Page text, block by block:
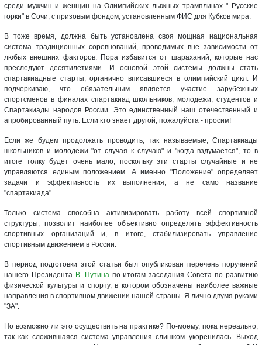
среди мужчин и женщин на Олимпийских лыжных трамплинах " Русские
горки" в Сочи, с призовым фондом, установленным ФИС для Кубков мира.
В тоже время, должна быть установлена своя мощная национальная
система традиционных соревнований, проводимых вне зависимости от
любых внешних факторов. Пора избавится от шараханий, которые нас
преследуют десятилетиями. И основой этой системы должны стать
спартакиадные старты, органично вписавшиеся в олимпийский цикл. И
подчеркиваю, что обязательным является участие зарубежных
спортсменов в финалах спартакиад школьников, молодежи, студентов и
Спартакиады народов России. Это единственный наш отечественный и
апробированный путь. Если кто знает другой, пожалуйста - просим!
Если же будем продолжать проводить, так называемые, Спартакиады
школьников и молодежи "от случая к случаю" и "когда вздумается", то в
итоге толку будет очень мало, поскольку эти старты случайные и не
управляются единым положением. А именно "Положение" определяет
задачи и эффективность их выполнения, а не само название
"спартакиада".
Только система способна активизировать работу всей спортивной
структуры, позволит наиболее объективно определять эффективность
спортивных организаций и, в итоге, стабилизировать управление
спортивным движением в России.
В период подготовки этой статьи был опубликован перечень поручений
нашего Президента В. Путинапо итогам заседания Совета по развитию
физической культуры и спорту, в котором обозначены наиболее важные
направления в спортивном движении нашей страны. Я лично двумя руками
"ЗА".
Но возможно ли это осуществить на практике? По-моему, пока нереально,
так как сложившаяся система управления слишком укоренилась. Выход